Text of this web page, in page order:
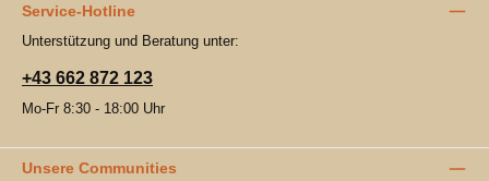
Service-Hotline
Unterstützung und Beratung unter:
+43 662 872 123
Mo-Fr 8:30 - 18:00 Uhr
Unsere Communities